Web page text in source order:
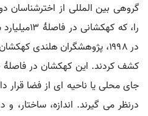
گروهی بین المللی از اخترشناسان
را، که
در ۱۹۹۸، پژوهشگران هلندی
جای محلی یا ناحیه ای از فضا قرار
درنظر می گیرند. اندازه،